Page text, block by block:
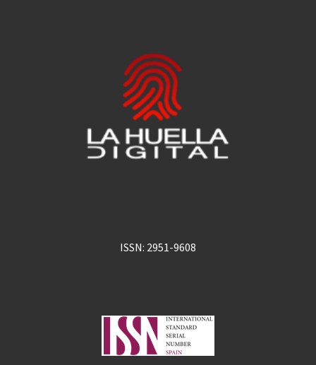
ISSN: 2951-9608